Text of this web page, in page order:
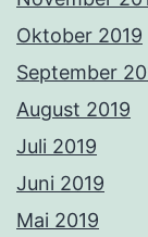
Oktober 2019
September
August 2019
Juli 2019
Juni 2019
Mai 2019